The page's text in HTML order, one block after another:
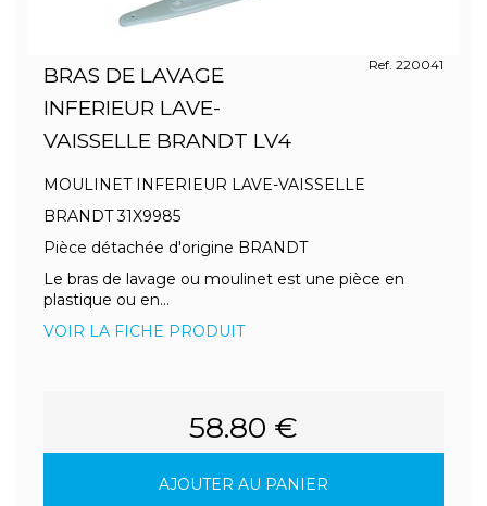
BRAS DE LAVAGE
INFERIEUR LAVE-
VAISSELLE BRANDT LV4
Ref. 220041
MOULINET INFERIEUR LAVE-VAISSELLE
BRANDT 31X9985
Pièce détachée d'origine BRANDT
Le bras de lavage ou moulinet est une pièce en
plastique ou en...
VOIR LA FICHE PRODUIT
58.80 €
AJOUTER AU PANIER